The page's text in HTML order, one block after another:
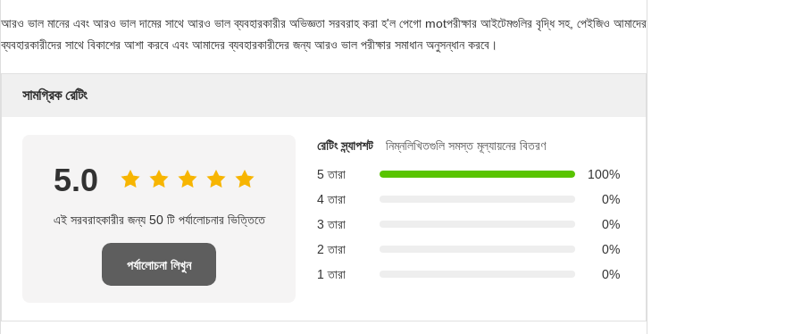
আরও ভাল মানের এবং আরও ভাল দামের সাথে আরও ভাল ব্যবহারকারীর অভিজ্ঞতা সরবরাহ করা হ'ল পেগো motপরীক্ষার আইটেমগুলির বৃদ্ধি সহ, পেইজিও আমাদের
ব্যবহারকারীদের সাথে বিকাশের আশা করবে এবং আমাদের ব্যবহারকারীদের জন্য আরও ভাল পরীক্ষার সমাধান অনুসন্ধান করবে।
সামগ্রিক রেটিং
5.0
এই সরবরাহকারীর জন্য 50 টি পর্যালোচনার ভিত্তিতে
পর্যালোচনা লিখুন
রেটিং স্ন্যাপশট
নিম্নলিখিতগুলি সমস্ত মূল্যায়নের বিতরণ
5 তারা
100%
4 তারা
0%
3 তারা
0%
2 তারা
0%
1 তারা
0%